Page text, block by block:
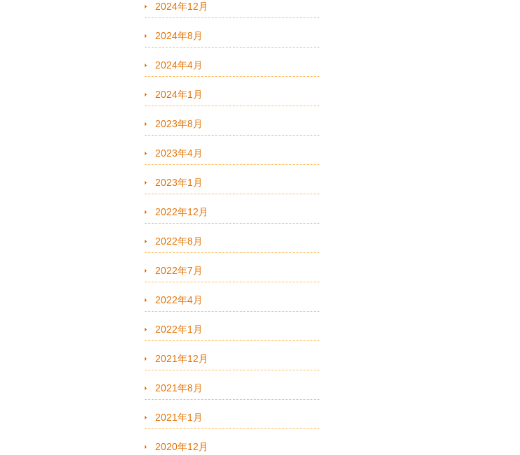
2024年12月
2024年8月
2024年4月
2024年1月
2023年8月
2023年4月
2023年1月
2022年12月
2022年8月
2022年7月
2022年4月
2022年1月
2021年12月
2021年8月
2021年1月
2020年12月